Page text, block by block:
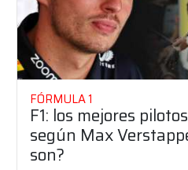
FÓRMULA 1
F1: los mejores
según Max
son?